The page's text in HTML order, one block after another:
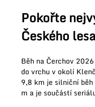
Pokořte
Českého
Běh na Čerchov
do vrchu v okolí
9,8 km je silniční
m a je součástí